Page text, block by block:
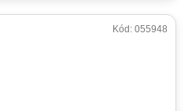
Kód: 055948